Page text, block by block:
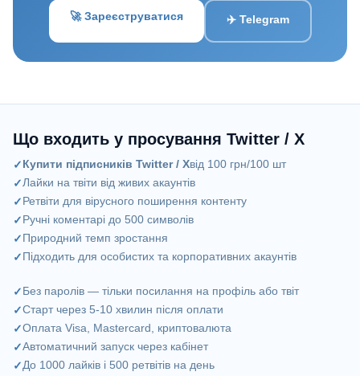
🚀 Зареєструватися ✈️ Telegram
Що входить у просування Twitter / X
Купити підписників Twitter / Xвід 100 грн/100 шт
Лайки на твіти від живих акаунтів
Ретвіти для вірусного поширення контенту
Ручні коментарі до 500 символів
Природний темп зростання
Підходить для особистих та корпоративних акаунтів
Без паролів — тільки посилання на профіль або твіт
Старт через 5-10 хвилин після оплати
Оплата Visa, Mastercard, криптовалюта
Автоматичний запуск через кабінет
До 1000 лайків і 500 ретвітів на день